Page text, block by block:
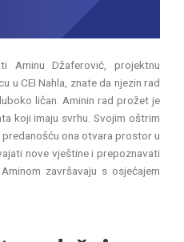
Aminu Džaferović, projektnu
u CEI Nahla, znate da njezin rad
ličan. Aminin rad prožet je
koji imaju svrhu. Svojim oštrim
ona otvara prostor u
nove vještine i prepoznavati
završavaju s osjećajem